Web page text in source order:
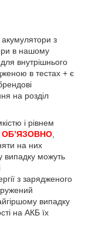
з
в нашому
внутрішнього
в тестах + є
на розділ
і рівнем
ОБ’ЯЗОВНО
на них
випадку можуть
з зарядженого
випадку
на АКБ їх